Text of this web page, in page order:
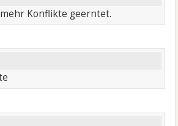
Konflikte geerntet.